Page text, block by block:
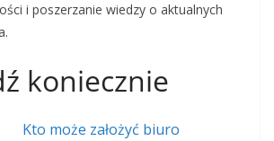
i poszerzanie wiedzy o aktualnych
koniecznie
Kto może założyć biuro